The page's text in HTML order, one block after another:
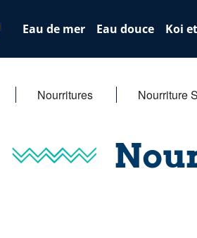
Eau de mer Eau douce Koi
Nourritures Nourriture